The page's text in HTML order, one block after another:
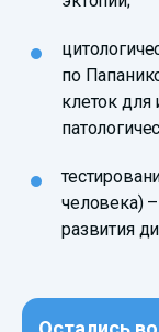
по
клеток для
человека)
развития